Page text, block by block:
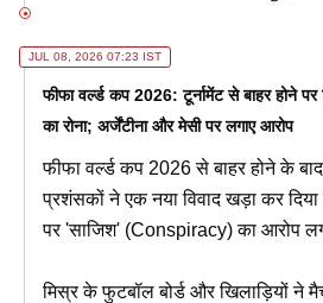
JUL 08, 2026 07:23 IST
फीफा वर्ल्ड कप 2026: टूर्नामेंट से बाहर होने
का रोना; अर्जेंटीना और मेसी पर लगाए आरोप
फीफा वर्ल्ड कप 2026 से बाहर होने के
प्रशंसकों ने एक नया विवाद खड़ा कर
पर 'साजिश' (Conspiracy) का आरोप
मिस्र के फुटबॉल बोर्ड और खिलाड़ियों ने